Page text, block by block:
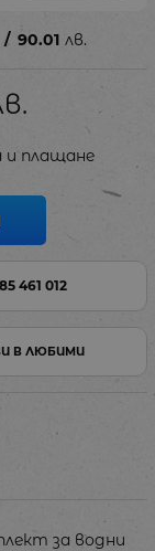
/ 90.01 лв.
и плащане
461 012
В ЛЮБИМИ
за водни